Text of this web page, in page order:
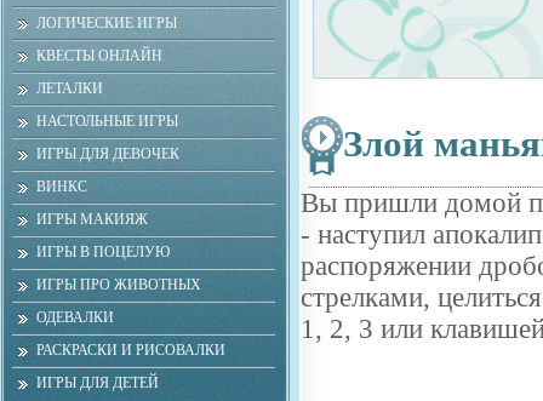
ЛОГИЧЕСКИЕ ИГРЫ
КВЕСТЫ ОНЛАЙН
ЛЕТАЛКИ
НАСТОЛЬНЫЕ ИГРЫ
ИГРЫ ДЛЯ ДЕВОЧЕК
ВИНКС
ИГРЫ МАКИЯЖ
ИГРЫ В ПОЦЕЛУЮ
ИГРЫ ПРО ЖИВОТНЫХ
ОДЕВАЛКИ
РАСКРАСКИ И РИСОВАЛКИ
ИГРЫ ДЛЯ ДЕТЕЙ
Злой
Вы пришли домой
- наступил
распоряжении
стрелками,
1, 2, 3 или